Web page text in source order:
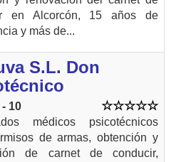
en Alcorcón, 15 años de
y más de...
S.L. Don
10
médicos psicotécnicos
de armas, obtención y
de carnet de conducir,